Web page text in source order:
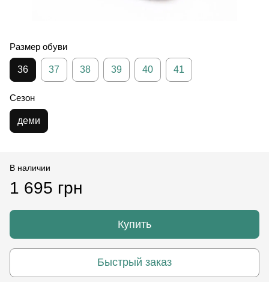
Размер обуви
36 37 38 39 40 41
Сезон
деми
В наличии
1 695 грн
Купить
Быстрый заказ